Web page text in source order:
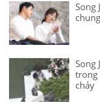
Song
Song
trong
chảy